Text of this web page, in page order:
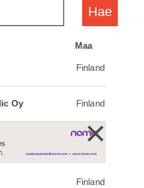
Hae
Maa
Finland
Oy Finland
×
Finland